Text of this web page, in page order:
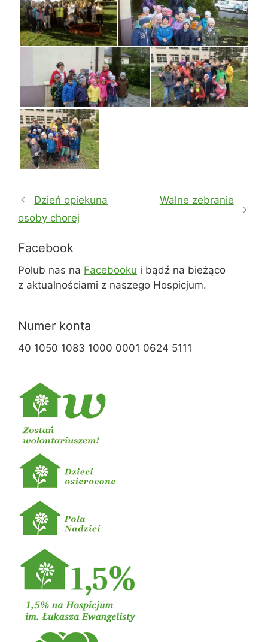
Dzień opiekuna
osoby chorej
Walne zebranie
Facebook
Polub nas na Facebooku i bądź na bieżąco
z aktualnościami z naszego Hospicjum.
Numer konta
40 1050 1083 1000 0001 0624 5111